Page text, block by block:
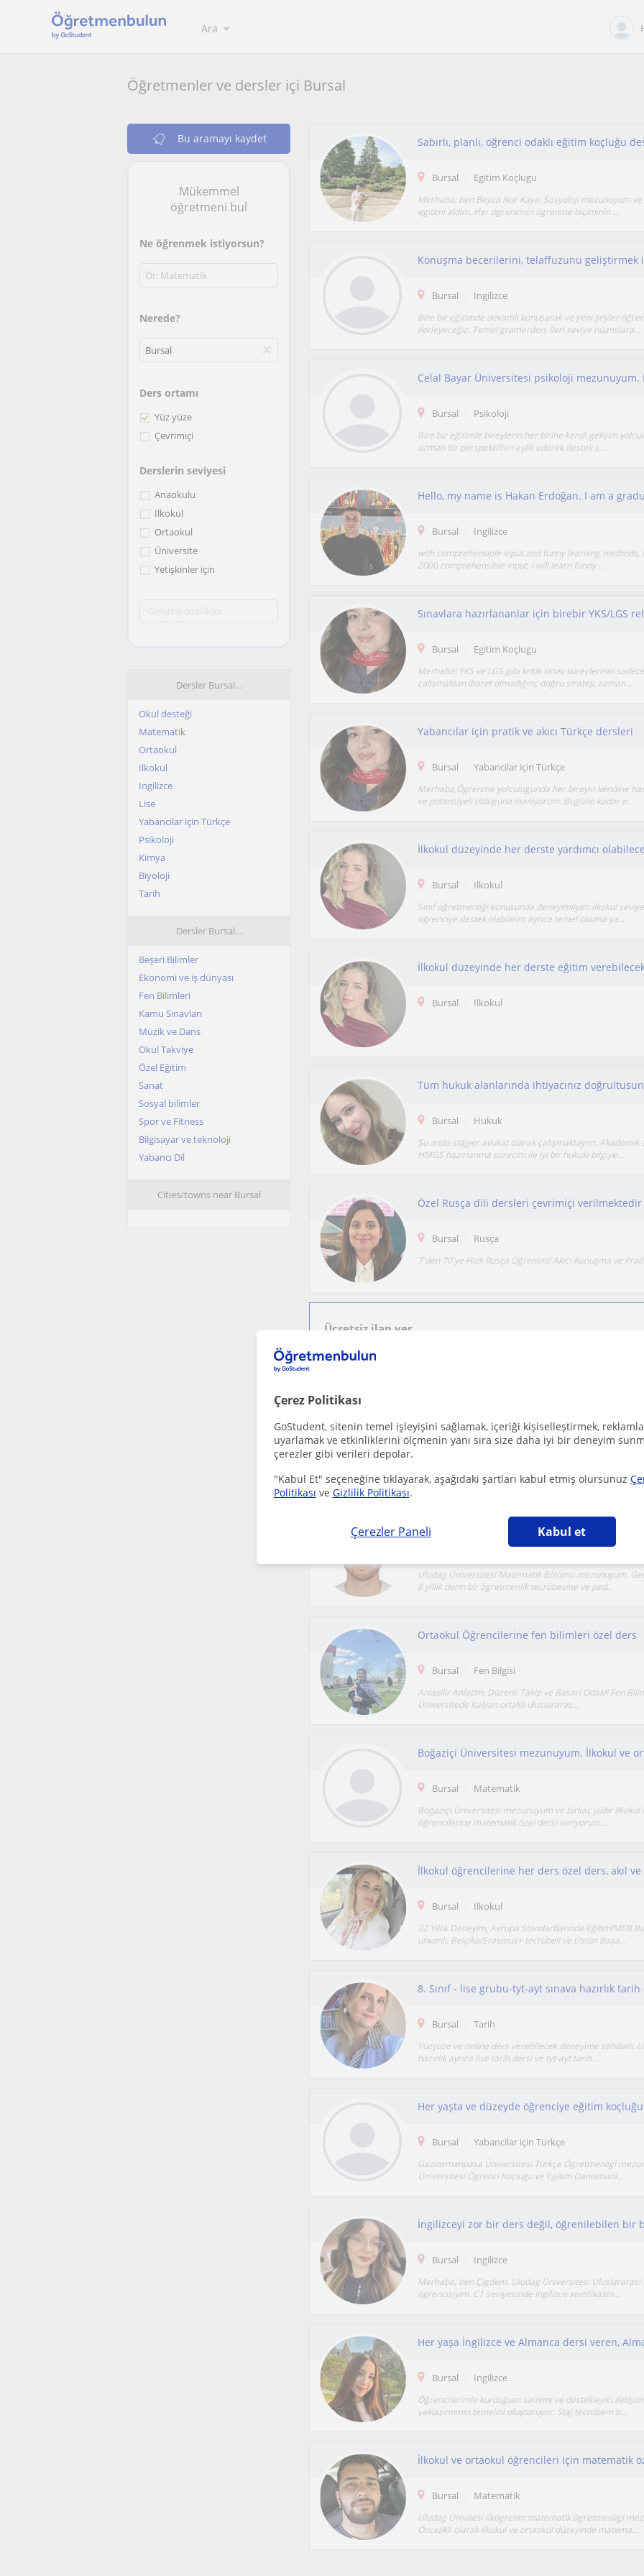
Çerez Politikası
GoStudent, sitenin temel işleyişini sağlamak, içeriği kişiselleştirmek,
uyarlamak ve etkinliklerini ölçmenin yanı sıra size daha iyi bir deneyim
çerezler gibi verileri depolar.
"Kabul Et" seçeneğine tıklayarak, aşağıdaki şartları kabul etmiş olursunuz
Politikası ve Gizlilik Politikası.
Çerezler Paneli Kabul et
Ara
Öğretmenler ve dersler içi Bursal
Bu aramayı kaydet
Mükemmel
öğretmeni bul
Ne öğrenmek istiyorsun?
Nerede?
Ders ortamı
Yüz yüze
Çevrimiçi
Derslerin seviyesi
Anaokulu
İlkokul
Ortaokul
Üniversite
Yetişkinler için
Dersler Bursal…
Okul desteği
Matematik
Ortaokul
Ilkokul
Ingilizce
Lise
Yabancilar için Türkçe
Psikoloji
Kimya
Biyoloji
Tarih
Dersler Bursal…
Beşeri Bilimler
Ekonomi ve iş dünyası
Fen Bilimleri
Kamu Sınavları
Müzik ve Dans
Okul Takviye
Özel Eğitim
Sanat
Sosyal bilimler
Spor ve Fitness
Bilgisayar ve teknoloji
Yabancı Dil
Cities/towns near Bursal
Sabırlı, planlı, öğrenci odaklı eğitim koçluğu
Bursal Egitim Koçlugu
Merhaba, ben Beyza Nur Kaya. Sosyoloji mezunuyum
egitimi aldim. Her ögrencinin ögrenme biçiminin ...
Bursal Ingilizce
Bire bir eğitimde devamlı konuşarak ve yeni şeyler
ilerleyeceğiz. Temel gramerden, ileri seviye nüanslara...
Bursal Psikoloji
Bire bir eğitimle bireylerin her birine kendi gelişim
uzman bir perspektiften eşlik ederek destek s...
Bursal Ingilizce
with comprehensiple input and funny learning methods,
2000 comprehensible input, I will learn funny ...
Sınavlara hazırlananlar için birebir YKS/LGS
Bursal Egitim Koçlugu
Merhaba! YKS ve LGS gibi kritik sınav süreçlerinin
çalışmaktan ibaret olmadığını; doğru strateji, zaman...
Yabancılar için pratik ve akıcı Türkçe dersleri
Bursal Yabancilar için Türkçe
Merhaba,Ögrenme yolculugunda her bireyin kendine
ve potansiyeli olduguna inaniyorum. Bugüne kadar e...
Bursal Ilkokul
Sınıf öğretmenliği konusunda deneyimliyim ilkokul
öğrenciye destek olabilirim ayrıca temel okuma ya...
Bursal Ilkokul
Tüm hukuk alanlarında ihtiyacınız
Bursal Hukuk
Şu anda stajyer avukat olarak çalışmaktayım. Akademik
HMGS hazırlanma sürecim ile iyi bir hukuki bilgiye...
Özel Rusça dili dersleri çevrimiçi verilmektedir
Bursal Rusça
7'den 70'ye Hızlı Rusça Öğrenimi! Akıcı Konuşma ve
Ücretsiz ilan ver
Bursal Ingilizce
Geometriyi Ezberletmeyen, Mantığını
Uludag Üniversitesi Matematik Bölümü mezunuyum.
8 yillik derin bir ögretmenlik tecrübesine ve ped...
Ortaokul Öğrencilerine fen bilimleri özel ders
Bursal Fen Bilgisi
Anlasilir Anlatim, Düzenli Takip ve Basari Odakli Fen
Üniversitede Italyan ortakli uluslararas...
Bursal Matematik
Boğaziçi Üniversitesi mezunuyum ve birkaç yıldır
öğrencilerine matematik özel dersi veriyorum....
Bursal Ilkokul
22 Yıllık Deneyim, Avrupa Standartlarında Eğitim!​MEB
unvanlı, Belçika/Erasmus+ tecrübeli ve Üstün Başa...
8. Sınıf - lise grubu-tyt-ayt sınava hazırlık
Bursal Tarih
Yüzyüze ve online ders verebilecek deneyime sahibim.
hazırlık ayrıca lise tarih dersi ve tyt-ayt tarih ...
Bursal Yabancilar için Türkçe
Gaziosmanpasa Üniversitesi Türkçe Ögretmenligi
Üniversitesi Ögrenci Koçlugu ve Egitim Danismanl...
Bursal Ingilizce
Merhaba, ben Çigdem. Uludag Üniversitesi Uluslararasi
ögrencisiyim. C1 seviyesinde Ingilizce sertifikasin...
Bursal Ingilizce
Öğrencilerimle kurduğum samimi ve destekleyici
yaklaşımımın temelini oluşturuyor. Staj tecrübem b...
İlkokul ve ortaokul öğrencileri için matematik
Bursal Matematik
Uludag Ünivitesi ilkögretim matematik ögretmenligi
Öncelikli olarak ilkokul ve ortaokul düzeyinde matema...